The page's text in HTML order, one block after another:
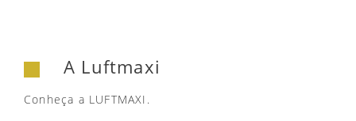
A Luftmaxi
Conheça a LUFTMAXI.